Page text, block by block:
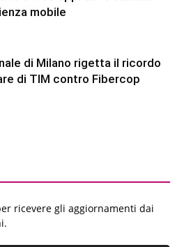
mobile
di Milano rigetta il ricordo
di TIM contro Fibercop
ricevere gli aggiornamenti dai